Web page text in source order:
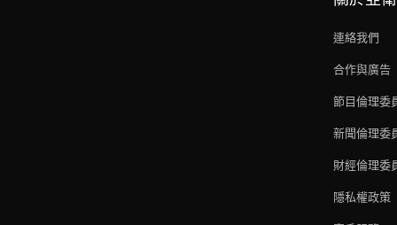
連絡我們
合作與廣告
節目倫理委
新聞倫理委
財經倫理委
隱私權政策